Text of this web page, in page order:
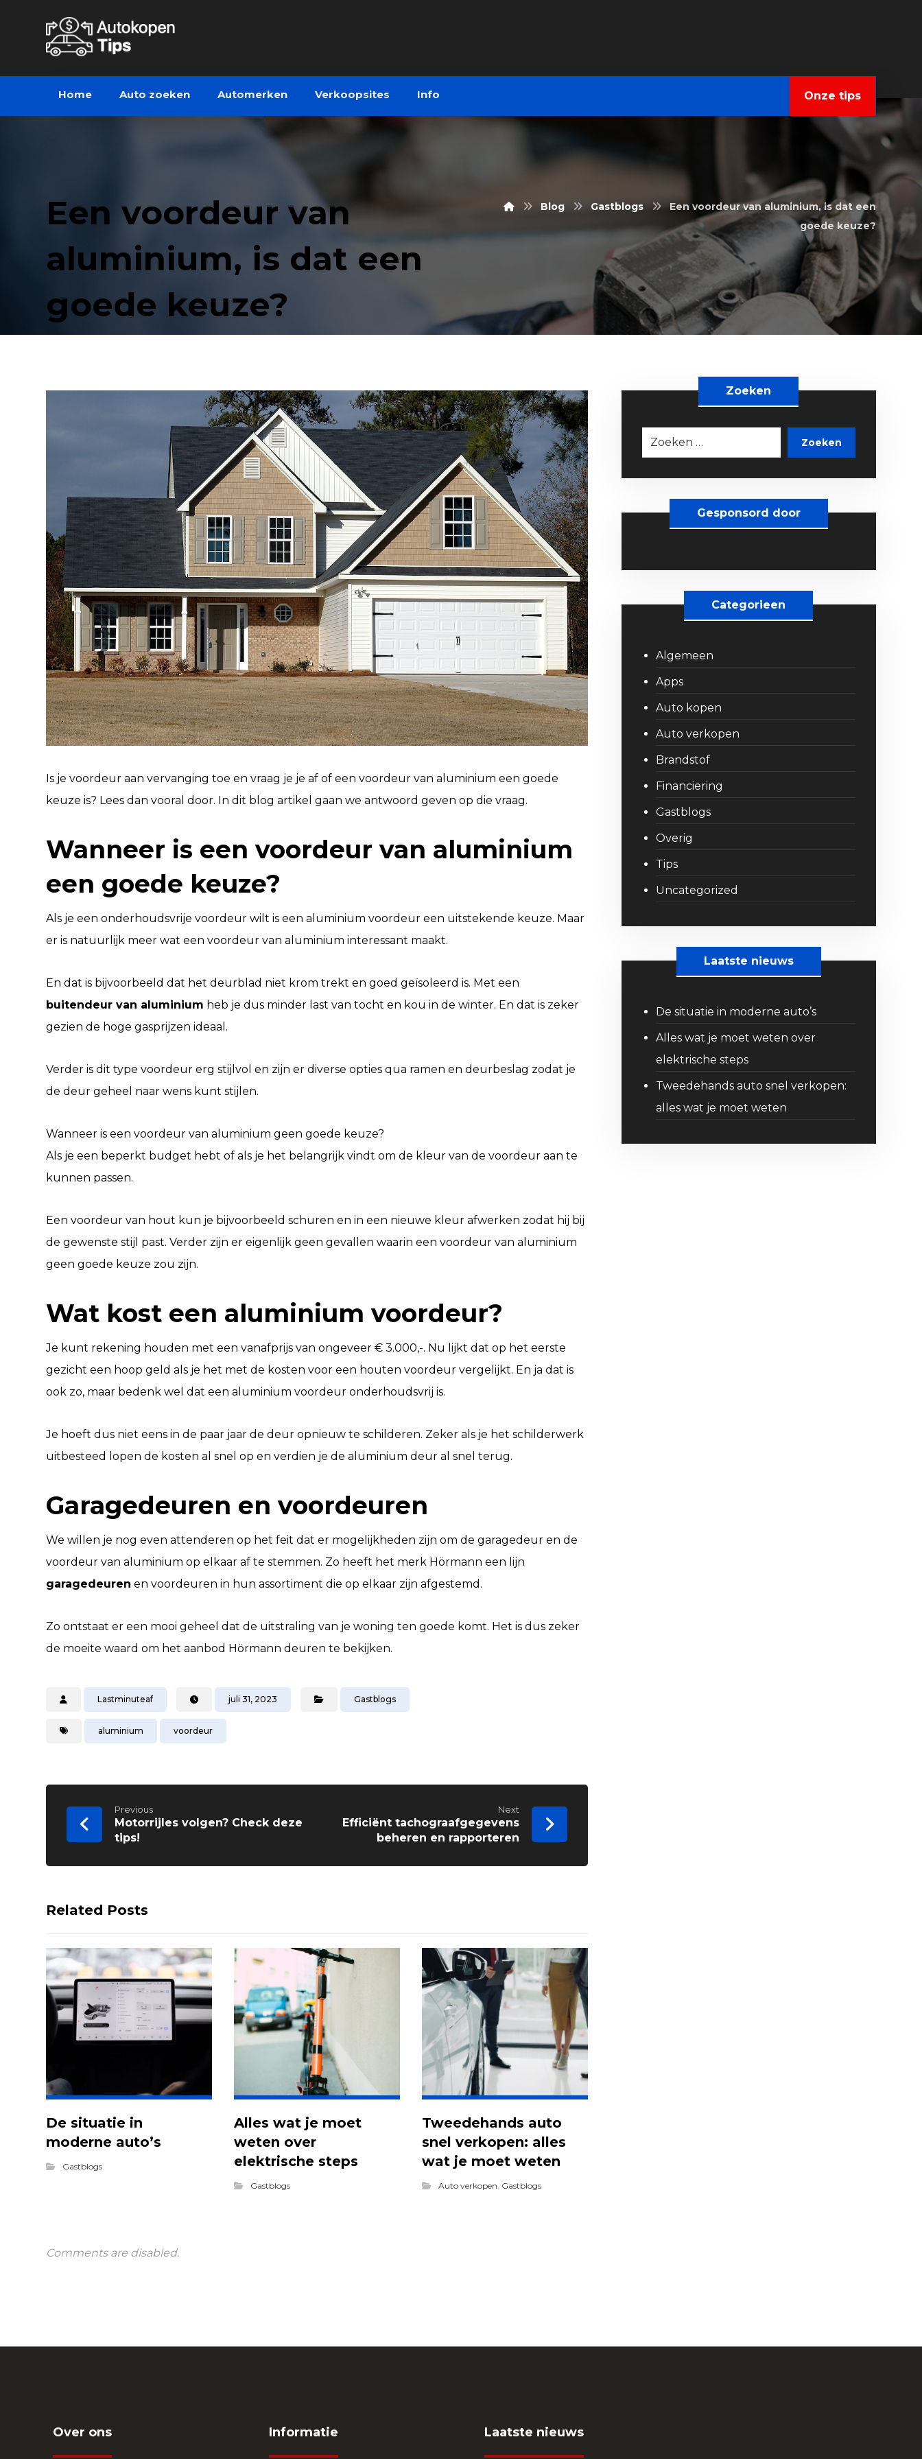
Home Auto zoeken Automerken Verkoopsites Info Onze tips
Een voordeur van
aluminium, is dat een
goede keuze?
Blog Gastblogs
Een voordeur van aluminium, is dat een
goede keuze?
Is je voordeur aan vervanging toe en vraag je je af of een voordeur van aluminium een goede
keuze is? Lees dan vooral door. In dit blog artikel gaan we antwoord geven op die vraag.
Wanneer is een voordeur van aluminium
een goede keuze?
Als je een onderhoudsvrije voordeur wilt is een aluminium voordeur een uitstekende keuze. Maar
er is natuurlijk meer wat een voordeur van aluminium interessant maakt.
En dat is bijvoorbeeld dat het deurblad niet krom trekt en goed geïsoleerd is. Met een
buitendeur van aluminium heb je dus minder last van tocht en kou in de winter. En dat is zeker
gezien de hoge gasprijzen ideaal.
Verder is dit type voordeur erg stijlvol en zijn er diverse opties qua ramen en deurbeslag zodat je
de deur geheel naar wens kunt stijlen.
Wanneer is een voordeur van aluminium geen goede keuze?
Als je een beperkt budget hebt of als je het belangrijk vindt om de kleur van de voordeur aan te
kunnen passen.
Een voordeur van hout kun je bijvoorbeeld schuren en in een nieuwe kleur afwerken zodat hij bij
de gewenste stijl past. Verder zijn er eigenlijk geen gevallen waarin een voordeur van aluminium
geen goede keuze zou zijn.
Wat kost een aluminium voordeur?
Je kunt rekening houden met een vanafprijs van ongeveer € 3.000,-. Nu lijkt dat op het eerste
gezicht een hoop geld als je het met de kosten voor een houten voordeur vergelijkt. En ja dat is
ook zo, maar bedenk wel dat een aluminium voordeur onderhoudsvrij is.
Je hoeft dus niet eens in de paar jaar de deur opnieuw te schilderen. Zeker als je het schilderwerk
uitbesteed lopen de kosten al snel op en verdien je de aluminium deur al snel terug.
Garagedeuren en voordeuren
We willen je nog even attenderen op het feit dat er mogelijkheden zijn om de garagedeur en de
voordeur van aluminium op elkaar af te stemmen. Zo heeft het merk Hörmann een lijn
garagedeuren en voordeuren in hun assortiment die op elkaar zijn afgestemd.
Zo ontstaat er een mooi geheel dat de uitstraling van je woning ten goede komt. Het is dus zeker
de moeite waard om het aanbod Hörmann deuren te bekijken.
Lastminuteaf juli 31, 2023 Gastblogs
aluminium voordeur
Previous
Motorrijles volgen? Check deze
tips!
Next
Efficiënt tachograafgegevens
beheren en rapporteren
Related Posts
De situatie in
moderne auto’s
Gastblogs
Alles wat je moet
weten over
elektrische steps
Gastblogs
Tweedehands auto
snel verkopen: alles
wat je moet weten
Auto verkopen, Gastblogs
Comments are disabled.
Zoeken
Zoeken
Gesponsord door
Categorieen
Algemeen
Apps
Auto kopen
Auto verkopen
Brandstof
Financiering
Gastblogs
Overig
Tips
Uncategorized
Laatste nieuws
De situatie in moderne auto’s
Alles wat je moet weten over
elektrische steps
Tweedehands auto snel verkopen:
alles wat je moet weten
Over ons Informatie Laatste nieuws